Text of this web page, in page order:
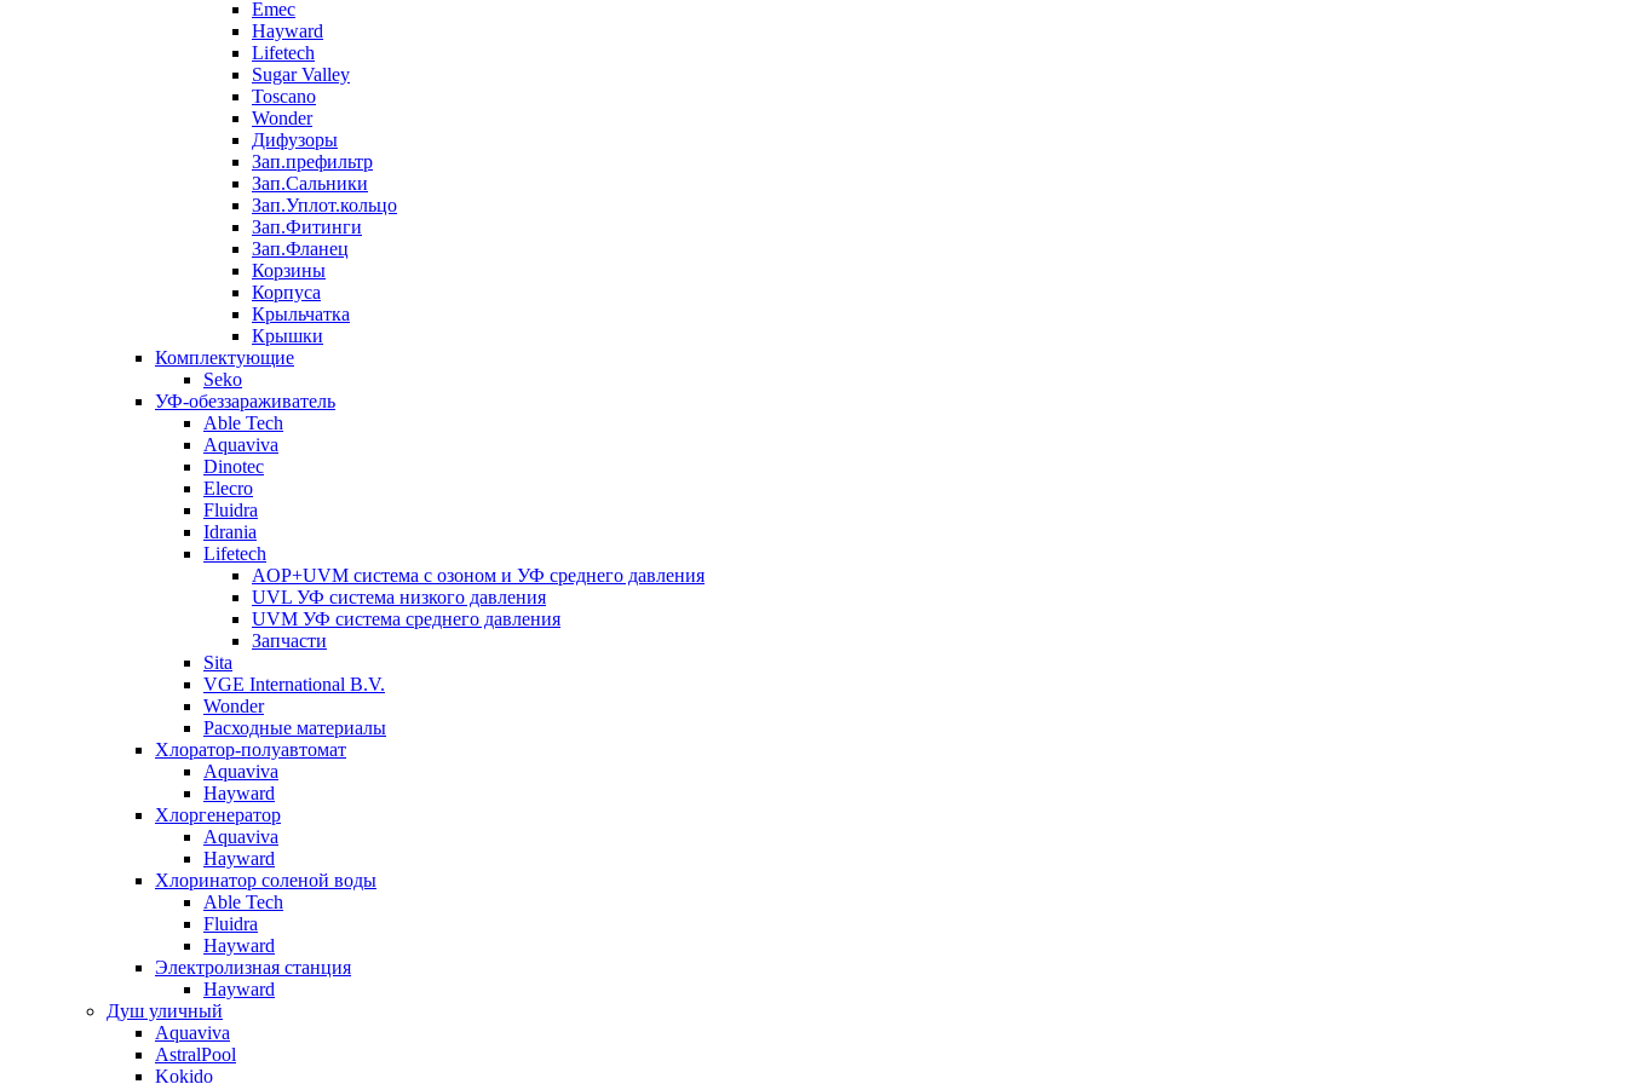
Emec
Hayward
Lifetech
Sugar Valley
Toscano
Wonder
Дифузоры
Зап.префильтр
Зап.Сальники
Зап.Уплот.кольцо
Зап.Фитинги
Зап.Фланец
Корзины
Корпуcа
Крыльчатка
Крышки
Комплектующие
Seko
УФ-обеззараживатель
Able Tech
Aquaviva
Dinotec
Elecro
Fluidra
Idrania
Lifetech
AOP+UVM система с озоном и УФ среднего давления
UVL УФ система низкого давления
UVM УФ система среднего давления
Запчасти
Sita
VGE International B.V.
Wonder
Расходные материалы
Хлоратор-полуавтомат
Aquaviva
Hayward
Хлоргенератор
Aquaviva
Hayward
Хлоринатор соленой воды
Able Tech
Fluidra
Hayward
Электролизная станция
Hayward
Душ уличный
Aquaviva
AstralPool
Kokido